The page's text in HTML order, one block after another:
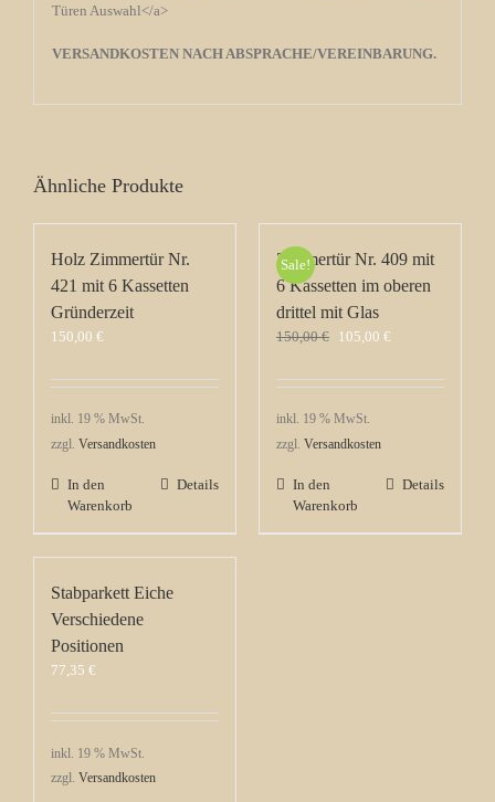
Türen Auswahl</a>
VERSANDKOSTEN NACH ABSPRACHE/VEREINBARUNG.
Ähnliche Produkte
Holz Zimmertür Nr.
421 mit 6 Kassetten
Gründerzeit
150,00 €
inkl. 19 % MwSt.
zzgl. Versandkosten
In den
Warenkorb
Details
Sale!
Zimmertür Nr. 409 mit
6 Kassetten im oberen
drittel mit Glas
150,00€ Ursprünglicher
war:
105,00 €
ist:
inkl. 19 % MwSt.
zzgl. Versandkosten
In den
Warenkorb
Details
Stabparkett Eiche
Verschiedene
Positionen
77,35 €
inkl. 19 % MwSt.
zzgl. Versandkosten